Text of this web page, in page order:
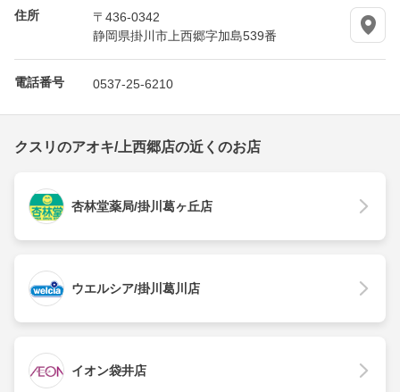
住所
〒436-0342
静岡県掛川市上西郷字加島539番
電話番号 0537-25-6210
クスリのアオキ/上西郷店の近くのお店
杏林堂薬局/掛川葛ヶ丘店
ウエルシア/掛川葛川店
イオン袋井店